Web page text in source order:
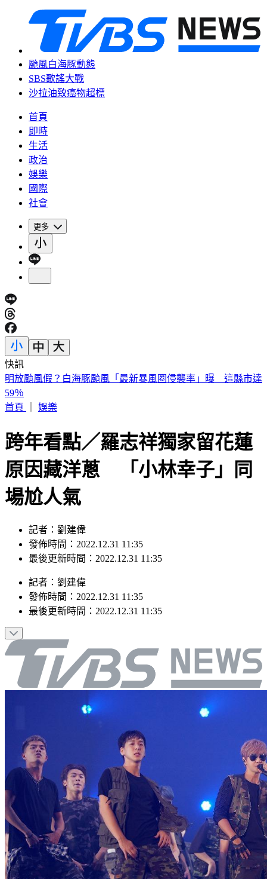
颱風白海豚動態
SBS歌謠大戰
沙拉油致癌物超標
首頁
即時
生活
政治
娛樂
國際
社會
更多
快訊
毒油風波究責？傳石崇良、姜至剛請辭 綠：做這種解讀很合
理
首頁
娛樂
跨年看點／羅志祥獨家留花蓮
原因藏洋蔥 「小林幸子」同
場尬人氣
記者：劉建偉
發佈時間：2022.12.31 11:35
最後更新時間：2022.12.31 11:35
記者 ： 劉建偉
發佈時間： 2022.12.31 11:35
最後更新時間： 2022.12.31 11:35